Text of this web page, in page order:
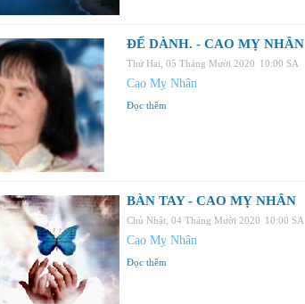
ĐỂ DÀNH. - CAO MỴ NHÂN
Thứ Hai, 05 Tháng Mười 2020 10:00 SA
Cao Mỵ Nhân
Đọc thêm
BÀN TAY - CAO MỴ NHÂN
Chủ Nhật, 04 Tháng Mười 2020 10:00 SA
Cao Mỵ Nhân
Đọc thêm